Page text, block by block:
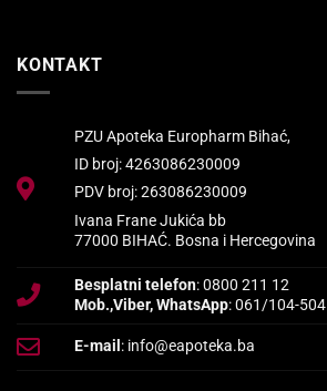
KONTAKT
PZU Apoteka Europharm Bihać,
ID broj: 4263086230009
PDV broj: 263086230009
Ivana Frane Jukića bb
77000 BIHAĆ. Bosna i Hercegovina
Besplatni telefon: 0800 211 12
Mob.,Viber, WhatsApp: 061/104-504
E-mail : info@eapoteka.ba